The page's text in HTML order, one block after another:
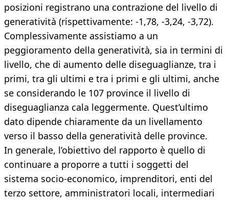
posizioni registrano una contrazione del livello di
generatività (rispettivamente: -1,78, -3,24, -3,72).
Complessivamente assistiamo a un
peggioramento della generatività, sia in termini di
livello, che di aumento delle diseguaglianze, tra i
primi, tra gli ultimi e tra i primi e gli ultimi, anche
se considerando le 107 province il livello di
diseguaglianza cala leggermente. Quest’ultimo
dato dipende chiaramente da un livellamento
verso il basso della generatività delle province.
In generale, l’obiettivo del rapporto è quello di
continuare a proporre a tutti i soggetti del
sistema socio-economico, imprenditori, enti del
terzo settore, amministratori locali, intermediari